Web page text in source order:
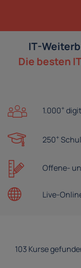
IT-
Die besten
1.000+
250+
Offene-
Live-
103 Kurse